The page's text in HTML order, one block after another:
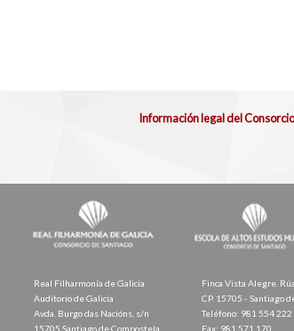
Información legal del
Real Filharmonía de Galicia
Auditorio de Galicia
Avda. Burgo das Nacións, s/n
15705 Santiago de Compostela
Finca Vista Alegre.
CP. 15705 - Santiago
Teléfono: 981 554 222
Fax: 981 571 170